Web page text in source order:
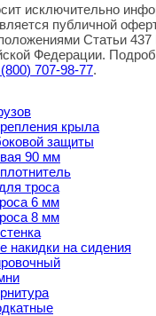
исключительно
публичной
Статьи 437
Федерации.
(800) 707-98-77.
крыла
защиты
90 мм
троса
6 мм
8 мм
накидки на сидения